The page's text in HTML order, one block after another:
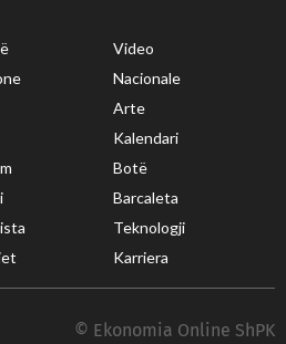
Video
Nacionale
Arte
Kalendari
Botë
Barcaleta
Teknologji
Karriera
© Ekonomia Online ShPK